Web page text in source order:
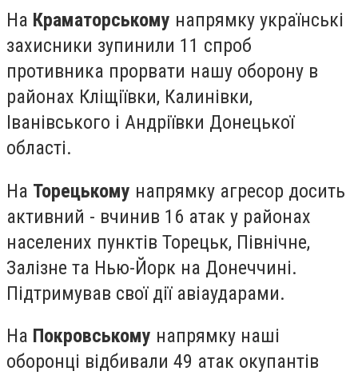
На Краматорському напрямку українські
захисники зупинили 11 спроб
противника прорвати нашу оборону в
районах Кліщіївки, Калинівки,
Іванівського і Андріївки Донецької
області.
На Торецькому напрямку агресор досить
активний - вчинив 16 атак у районах
населених пунктів Торецьк, Північне,
Залізне та Нью-Йорк на Донеччині.
Підтримував свої дії авіаударами.
На Покровському напрямку наші
оборонці відбивали 49 атак окупантів